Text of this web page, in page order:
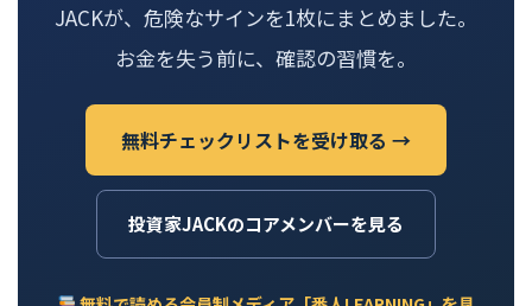
JACKが、危険なサインを1枚にまとめました。
お金を失う前に、確認の習慣を。
無料チェックリストを受け取る →
投資家JACKのコアメンバーを見る